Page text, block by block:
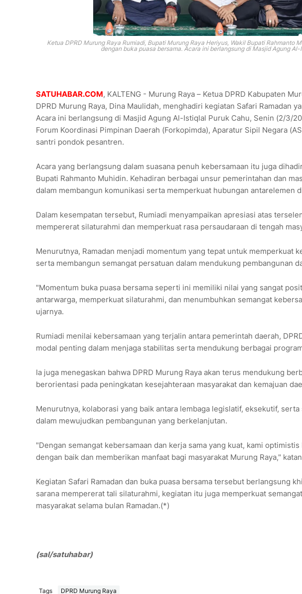
Ketua DPRD Murung Raya Rumiadi, Bupati Murung Raya Heriyus, Wakil Bupati Rahmanto
dengan buka puasa bersama. Acara ini berlangsung di Masjid Agung
SATUHABAR.COM, KALTENG - Murung Raya – Ketua DPRD Kabupaten
DPRD Murung Raya, Dina Maulidah, menghadiri kegiatan Safari Ramadan
Acara ini berlangsung di Masjid Agung Al-Istiqlal Puruk Cahu, Senin (2/3/
Forum Koordinasi Pimpinan Daerah (Forkopimda), Aparatur Sipil Negara
santri pondok pesantren.
Acara yang berlangsung dalam suasana penuh kebersamaan itu juga
Bupati Rahmanto Muhidin. Kehadiran berbagai unsur pemerintahan dan
dalam membangun komunikasi serta memperkuat hubungan antarelemen
Dalam kesempatan tersebut, Rumiadi menyampaikan apresiasi atas
mempererat silaturahmi dan memperkuat rasa persaudaraan di tengah
Menurutnya, Ramadan menjadi momentum yang tepat untuk memperkuat
serta membangun semangat persatuan dalam mendukung pembangunan
"Momentum buka puasa bersama seperti ini memiliki nilai yang sangat
antarwarga, memperkuat silaturahmi, dan menumbuhkan semangat
ujarnya.
Rumiadi menilai kebersamaan yang terjalin antara pemerintah daerah,
modal penting dalam menjaga stabilitas serta mendukung berbagai
Ia juga menegaskan bahwa DPRD Murung Raya akan terus mendukung
berorientasi pada peningkatan kesejahteraan masyarakat dan kemajuan
Menurutnya, kolaborasi yang baik antara lembaga legislatif, eksekutif,
dalam mewujudkan pembangunan yang berkelanjutan.
"Dengan semangat kebersamaan dan kerja sama yang kuat, kami
dengan baik dan memberikan manfaat bagi masyarakat Murung Raya,"
Kegiatan Safari Ramadan dan buka puasa bersama tersebut berlangsung
sarana mempererat tali silaturahmi, kegiatan itu juga memperkuat
masyarakat selama bulan Ramadan.(*)
(sal/satuhabar)
Tags DPRD Murung Raya